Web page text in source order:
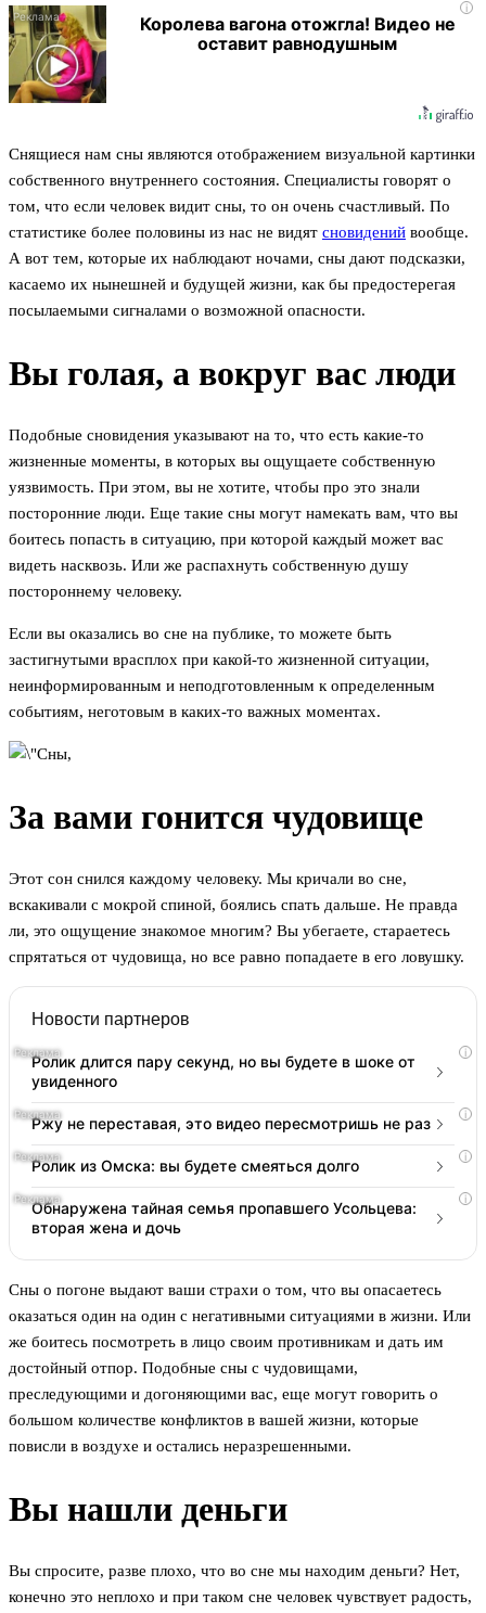
i
Королева вагона отожгла! Видео не
оставит равнодушным
Снящиеся нам сны являются отображением визуальной картинки
собственного внутреннего состояния. Специалисты говорят о
том, что если человек видит сны, то он очень счастливый. По
статистике более половины из нас не видят сновидений вообще.
А вот тем, которые их наблюдают ночами, сны дают подсказки,
касаемо их нынешней и будущей жизни, как бы предостерегая
посылаемыми сигналами о возможной опасности.
Вы голая, а вокруг вас люди
Подобные сновидения указывают на то, что есть какие-то
жизненные моменты, в которых вы ощущаете собственную
уязвимость. При этом, вы не хотите, чтобы про это знали
посторонние люди. Еще такие сны могут намекать вам, что вы
боитесь попасть в ситуацию, при которой каждый может вас
видеть насквозь. Или же распахнуть собственную душу
постороннему человеку.
Если вы оказались во сне на публике, то можете быть
застигнутыми врасплох при какой-то жизненной ситуации,
неинформированным и неподготовленным к определенным
событиям, неготовым в каких-то важных моментах.
За вами гонится чудовище
Этот сон снился каждому человеку. Мы кричали во сне,
вскакивали с мокрой спиной, боялись спать дальше. Не правда
ли, это ощущение знакомое многим? Вы убегаете, стараетесь
спрятаться от чудовища, но все равно попадаете в его ловушку.
Новости партнеров
i
Ролик длится пару секунд, но вы будете в шоке от
увиденного
i
Ржу не переставая, это видео пересмотришь не раз
i
Ролик из Омска: вы будете смеяться долго
i
Обнаружена тайная семья пропавшего Усольцева:
вторая жена и дочь
Сны о погоне выдают ваши страхи о том, что вы опасаетесь
оказаться один на один с негативными ситуациями в жизни. Или
же боитесь посмотреть в лицо своим противникам и дать им
достойный отпор. Подобные сны с чудовищами,
преследующими и догоняющими вас, еще могут говорить о
большом количестве конфликтов в вашей жизни, которые
повисли в воздухе и остались неразрешенными.
Вы нашли деньги
Вы спросите, разве плохо, что во сне мы находим деньги? Нет,
конечно это неплохо и при таком сне человек чувствует радость,